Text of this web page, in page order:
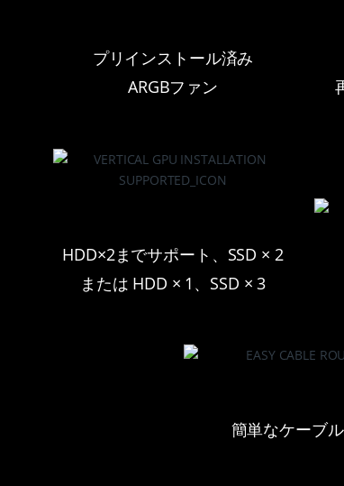
プリインストール済み
ARGBファン
HDD×2までサポート、SSD × 2
または HDD × 1、SSD × 3
簡単なケーブ